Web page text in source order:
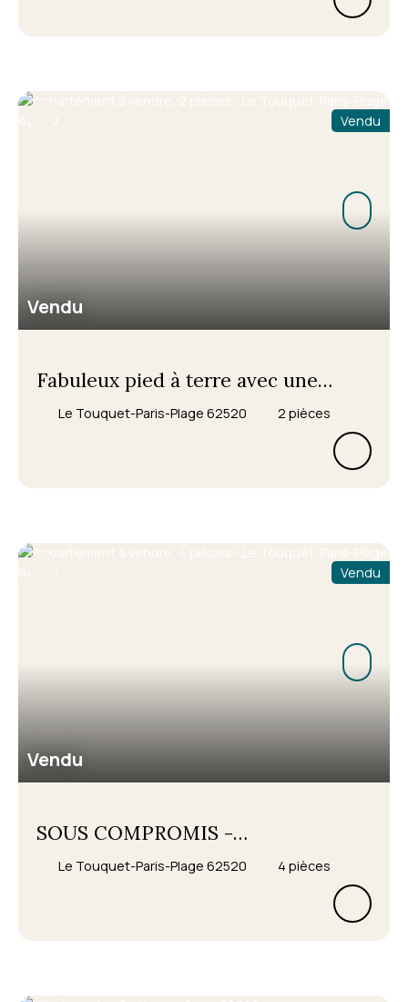
Vendu
Vendu
Fabuleux pied à terre avec une
terrasse d'angle SUD immense avec
une très belle vue sur les jolies villas
Le Touquet-Paris-Plage 62520 2 pièces
Vendu
Vendu
SOUS COMPROMIS -
APPARTEMENT 3 CHAMBRES - LE
Le Touquet-Paris-Plage 62520 4 pièces